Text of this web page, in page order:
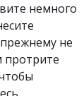
немного
не
протрите